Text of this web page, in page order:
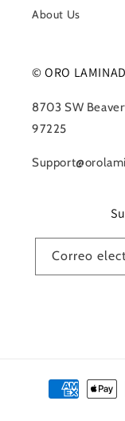
About Us
© ORO
8703 SW
97225
Correo
Formas